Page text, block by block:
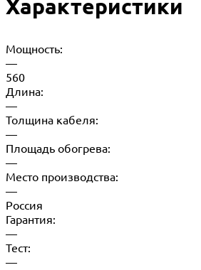
Характеристики
Мощность:
—
560
Длина:
—
Толщина кабеля:
—
Площадь обогрева:
—
Место производства:
—
Россия
Гарантия:
—
Тест:
—